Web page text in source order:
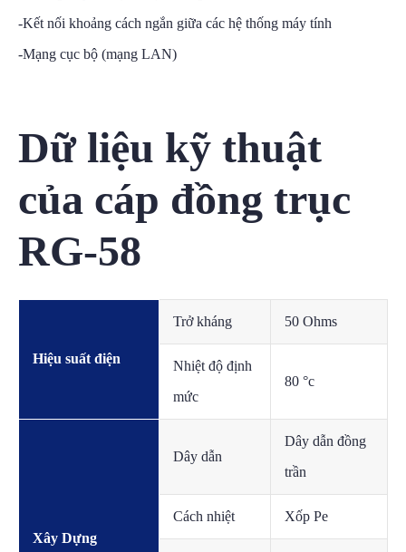
-Kết nối khoảng cách ngắn giữa các hệ thống máy tính
-Mạng cục bộ (mạng LAN)
Dữ liệu kỹ thuật
của cáp đồng trục
RG-58
Hiệu suất điện
Trở kháng 50 Ohms
Nhiệt độ định
mức
80 °c
Xây Dựng
Dây dẫn
Dây dẫn đồng
trần
Cách nhiệt Xốp Pe